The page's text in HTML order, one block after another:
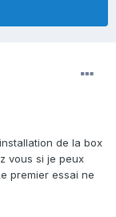
de la box
vous si je peux
premier essai ne